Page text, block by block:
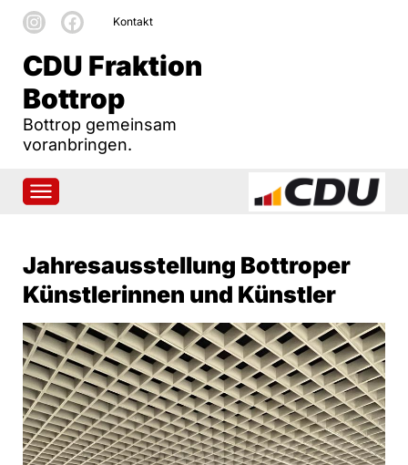
Kontakt
CDU Fraktion
Bottrop
Bottrop gemeinsam
voranbringen.
Jahresausstellung Bottroper
Künstlerinnen und Künstler